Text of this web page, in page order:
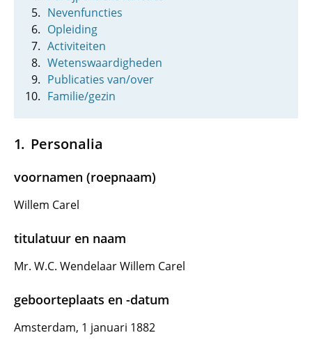
Nevenfuncties
Opleiding
Activiteiten
Wetenswaardigheden
Publicaties van/over
Familie/gezin
Personalia
voornamen (roepnaam)
Willem Carel
titulatuur en naam
Mr. W.C. Wendelaar Willem Carel
geboorteplaats en -datum
Amsterdam, 1 januari 1882